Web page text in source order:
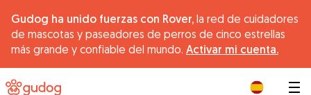
Gudog ha unido fuerzas con Rover, la red de cuidadores
de mascotas y paseadores de perros de cinco estrellas
más grande y confiable del mundo. Activar mi cuenta.